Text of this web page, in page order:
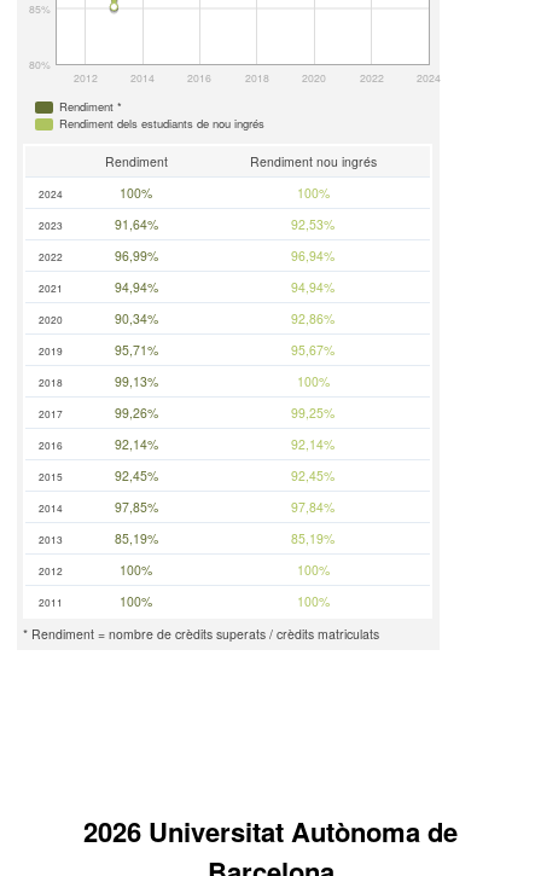
2012 2014 2016 2018 2020 2022 2024
80%
85%
Rendiment *
Rendiment dels estudiants de nou ingrés
Rendiment Rendiment nou ingrés
2024 100% 100%
2023 91,64% 92,53%
2022 96,99% 96,94%
2021 94,94% 94,94%
2020 90,34% 92,86%
2019 95,71% 95,67%
2018 99,13% 100%
2017 99,26% 99,25%
2016 92,14% 92,14%
2015 92,45% 92,45%
2014 97,85% 97,84%
2013 85,19% 85,19%
2012 100% 100%
2011 100%
100%
* Rendiment = nombre de crèdits superats / crèdits matriculats
2026 Universitat Autònoma de